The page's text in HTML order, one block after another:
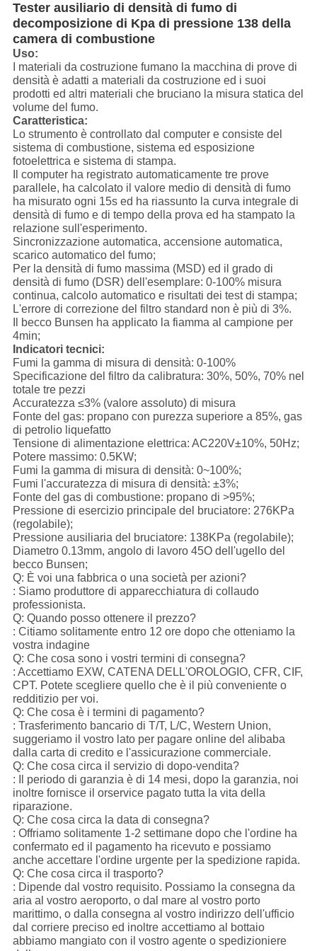
Tester ausiliario di densità di fumo di
decomposizione di Kpa di pressione 138 della
camera di combustione
Uso:
I materiali da costruzione fumano la macchina di prove di
densità è adatti a materiali da costruzione ed i suoi
prodotti ed altri materiali che bruciano la misura statica del
volume del fumo.
Caratteristica:
Lo strumento è controllato dal computer e consiste del
sistema di combustione, sistema ed esposizione
fotoelettrica e sistema di stampa.
Il computer ha registrato automaticamente tre prove
parallele, ha calcolato il valore medio di densità di fumo
ha misurato ogni 15s ed ha riassunto la curva integrale di
densità di fumo e di tempo della prova ed ha stampato la
relazione sull'esperimento.
Sincronizzazione automatica, accensione automatica,
scarico automatico del fumo;
Per la densità di fumo massima (MSD) ed il grado di
densità di fumo (DSR) dell'esemplare: 0-100% misura
continua, calcolo automatico e risultati dei test di stampa;
L'errore di correzione del filtro standard non è più di 3%.
Il becco Bunsen ha applicato la fiamma al campione per
4min;
Indicatori tecnici:
Fumi la gamma di misura di densità: 0-100%
Specificazione del filtro da calibratura: 30%, 50%, 70% nel
totale tre pezzi
Accuratezza ≤3% (valore assoluto) di misura
Fonte del gas: propano con purezza superiore a 85%, gas
di petrolio liquefatto
Tensione di alimentazione elettrica: AC220V±10%, 50Hz;
Potere massimo: 0.5KW;
Fumi la gamma di misura di densità: 0~100%;
Fumi l'accuratezza di misura di densità: ±3%;
Fonte del gas di combustione: propano di >95%;
Pressione di esercizio principale del bruciatore: 276KPa
(regolabile);
Pressione ausiliaria del bruciatore: 138KPa (regolabile);
Diametro 0.13mm, angolo di lavoro 45O dell'ugello del
becco Bunsen;
Q: È voi una fabbrica o una società per azioni?
: Siamo produttore di apparecchiatura di collaudo
professionista.
Q: Quando posso ottenere il prezzo?
: Citiamo solitamente entro 12 ore dopo che otteniamo la
vostra indagine
Q: Che cosa sono i vostri termini di consegna?
: Accettiamo EXW, CATENA DELL'OROLOGIO, CFR, CIF,
CPT. Potete scegliere quello che è il più conveniente o
redditizio per voi.
Q: Che cosa è i termini di pagamento?
: Trasferimento bancario di T/T, L/C, Western Union,
suggeriamo il vostro lato per pagare online del alibaba
dalla carta di credito e l'assicurazione commerciale.
Q: Che cosa circa il servizio di dopo-vendita?
: Il periodo di garanzia è di 14 mesi, dopo la garanzia, noi
inoltre fornisce il orservice pagato tutta la vita della
riparazione.
Q: Che cosa circa la data di consegna?
: Offriamo solitamente 1-2 settimane dopo che l'ordine ha
confermato ed il pagamento ha ricevuto e possiamo
anche accettare l'ordine urgente per la spedizione rapida.
Q: Che cosa circa il trasporto?
: Dipende dal vostro requisito. Possiamo la consegna da
aria al vostro aeroporto, o dal mare al vostro porto
marittimo, o dalla consegna al vostro indirizzo dell'ufficio
dal corriere preciso ed inoltre accettiamo al bottaio
abbiamo mangiato con il vostro agente o spedizioniere